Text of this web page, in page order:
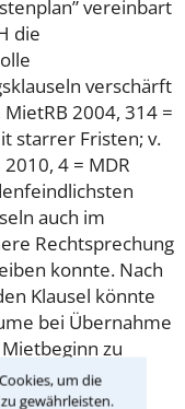
um die
gewährleisten.
vereinbart
die
verschärft
MietRB 2004, 314 =
starrer Fristen; v.
4 = MDR
auch im
Rechtsprechung
konnte. Nach
Klausel könnte
bei Übernahme
zu
Vormieter